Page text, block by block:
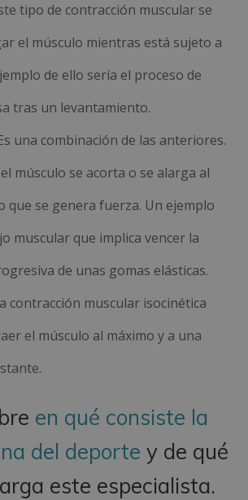
tipo de contracción muscular se
el músculo mientras está sujeto a
de ello sería el proceso de
tras un levantamiento.
una combinación de las anteriores.
músculo se acorta o se alarga al
que se genera fuerza. Un ejemplo
muscular que implica vencer la
de unas gomas elásticas.
contracción muscular isocinética
el músculo al máximo y a una
en qué consiste la
del deporte y de qué
este especialista.